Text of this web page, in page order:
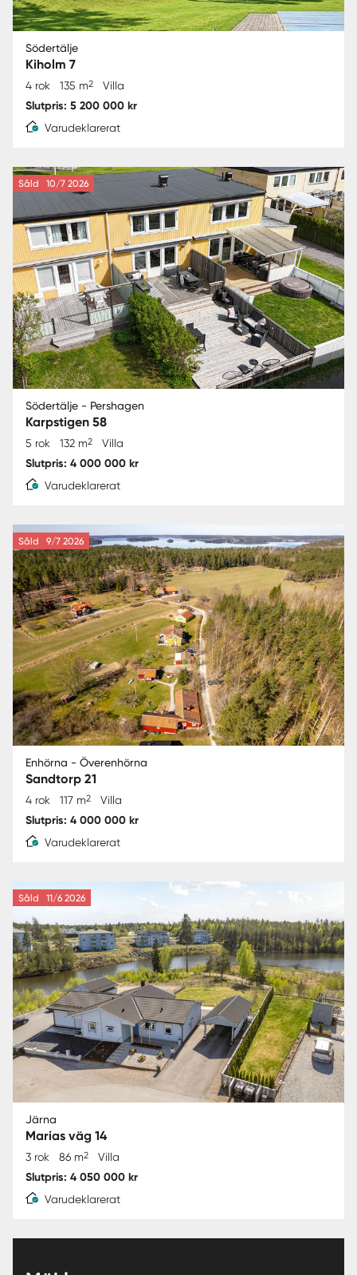
Södertälje
Kiholm 7
4 rok 135 m2 Villa
Slutpris: 5 200 000 kr
Varudeklarerat
Såld 10/7 2026
Södertälje - Pershagen
Karpstigen 58
5 rok 132 m2 Villa
Slutpris: 4 000 000 kr
Varudeklarerat
Såld 9/7 2026
Enhörna - Överenhörna
Sandtorp 21
4 rok 117 m2 Villa
Slutpris: 4 000 000 kr
Varudeklarerat
Såld 11/6 2026
Järna
Marias väg 14
3 rok 86 m2 Villa
Slutpris: 4 050 000 kr
Varudeklarerat